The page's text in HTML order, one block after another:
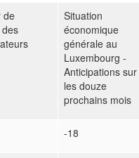
de
Situation
économique
générale au
Luxembourg -
Anticipations sur
les douze
prochains mois
-18